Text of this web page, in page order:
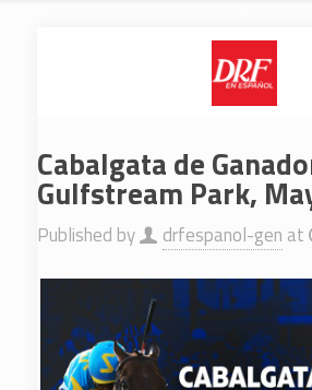
Cabalgata de
Gulfstream Park,
Published by drfespanol-gen at